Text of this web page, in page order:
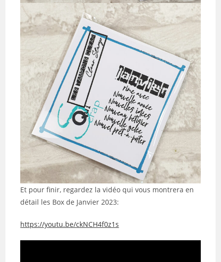
Et pour finir, regardez la vidéo qui vous montrera en
détail les Box de Janvier 2023:
https://youtu.be/ckNCH4f0z1s